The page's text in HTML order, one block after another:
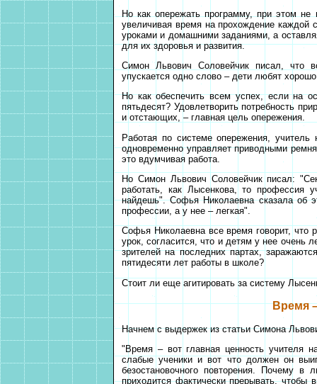
Но как опережать программу, при этом
увеличивая время на прохождение каждой
уроками и домашними заданиями, а
для их здоровья и развития.
Симон Львович Соловейчик писал, что
упускается одно слово – дети любят
Но как обеспечить всем успех, если на
пятьдесят? Удовлетворить потребность
и отстающих, – главная цель опережения.
Работая по системе опережения,
одновременно управляет приводными
это вдумчивая работа.
Но Симон Львович Соловейчик писал:
работать, как Лысенкова, то профессия
найдешь". Софья Николаевна сказала об
профессии, а у нее – легкая".
Софья Николаевна все время говорит, что
урок, согласится, что и детям у нее очень
зрителей на последних партах,
пятидесяти лет работы в школе?
Стоит ли еще агитировать за систему
Время
Начнем с выдержек из статьи Симона
"Время – вот главная ценность учителя
слабые ученики и вот что должен он
безостановочного повторения. Почему
приходится фактически прерывать, чтобы